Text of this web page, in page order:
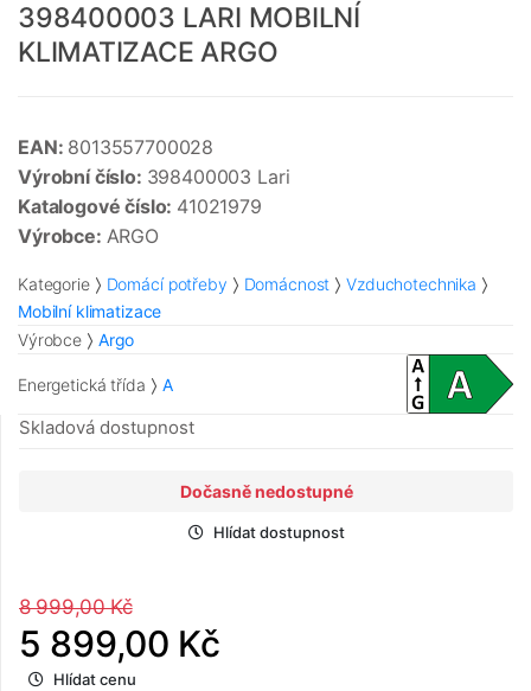
398400003 LARI MOBILNÍ
KLIMATIZACE ARGO
EAN: 8013557700028
Výrobní číslo: 398400003 Lari
Katalogové číslo: 41021979
Výrobce: ARGO
Kategorie Domácí potřeby Domácnost
Vzduchotechnika
Mobilní klimatizace
Výrobce
Argo
Energetická třída A
Skladová dostupnost
Dočasně nedostupné
Hlídat dostupnost
8 999,00 Kč
5 899,00 Kč
Hlídat cenu